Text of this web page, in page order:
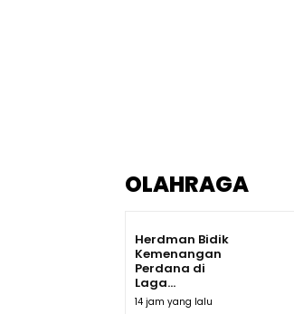
OLAHRAGA
Herdman Bidik
Kemenangan
Perdana di
Laga...
14 jam yang lalu